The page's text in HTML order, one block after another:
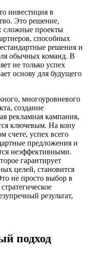
инвестиция в
Это решение,
сложные проекты
способных
решения и
обычных команд. В
не только успех
основу для будущего
многоуровневого
создание
рекламная кампания,
ключевым. На кону
счете, успех всего
предложения и
неэффективными.
гарантирует
целей, становится
не просто выбор в
результат,
подход